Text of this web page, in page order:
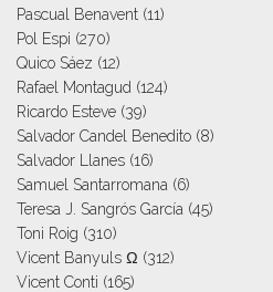
Pascual Benavent (11)
Pol Espi (270)
Quico Sáez (12)
Rafael Montagud (124)
Ricardo Esteve (39)
Salvador Candel Benedito (8)
Salvador Llanes (16)
Samuel Santarromana (6)
Teresa J. Sangrós García (45)
Toni Roig (310)
Vicent Banyuls Ω (312)
Vicent Conti (165)